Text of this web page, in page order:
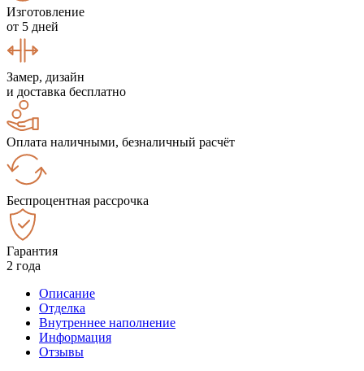
Изготовление
от 5 дней
Замер, дизайн
и доставка бесплатно
Оплата наличными, безналичный расчёт
Беспроцентная рассрочка
Гарантия
2 года
Описание
Отделка
Внутреннее наполнение
Информация
Отзывы